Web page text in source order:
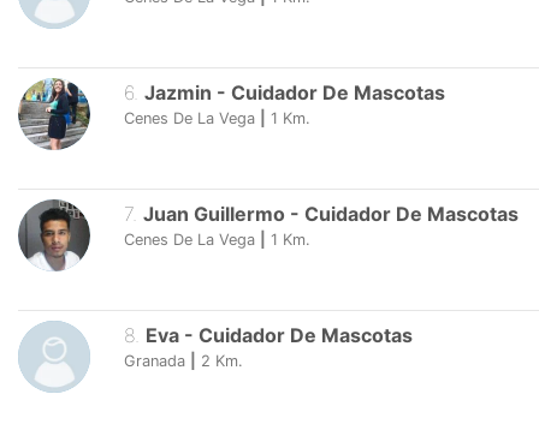
6 Jazmin - Cuidador De Mascotas
Cenes De La Vega 1 Km.
7. Juan Guillermo - Cuidador De Mascotas
Cenes De La Vega 1 Km.
8. Eva - Cuidador De Mascotas
Granada 2 Km.